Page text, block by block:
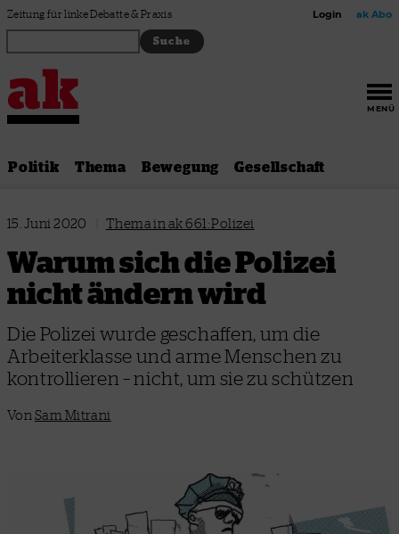
Zum Inhalt springen
Zeitung für linke Debatte & Praxis Login ak Abo
MENÜ
Politik Thema Bewegung Gesellschaft
15. Juni 2020 Thema in ak 661: Polizei
Warum sich die Polizei
nicht ändern wird
Die Polizei wurde geschaffen, um die
Arbeiterklasse und arme Menschen zu
kontrollieren – nicht, um sie zu schützen
Von Sam Mitrani